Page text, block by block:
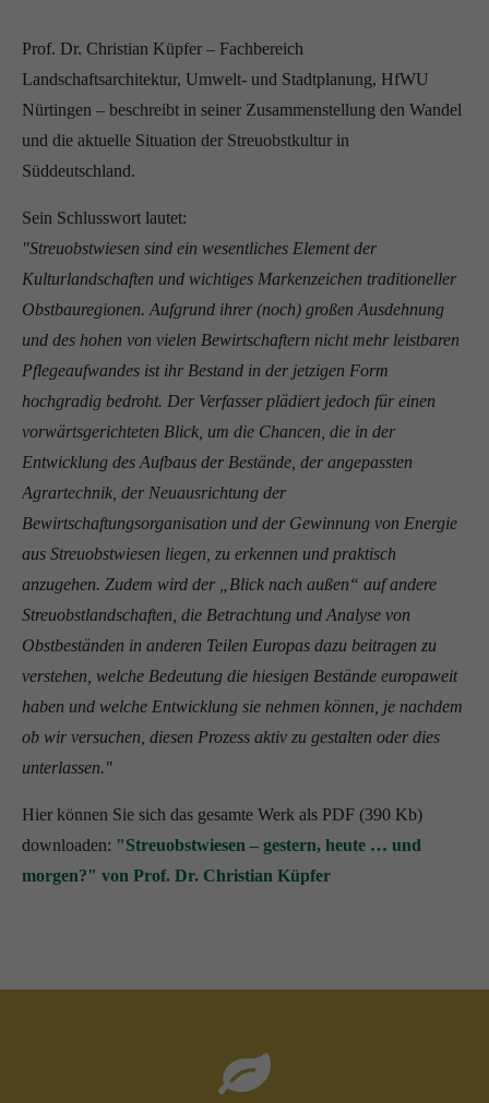
Prof. Dr. Christian Küpfer – Fachbereich
Landschaftsarchitektur, Umwelt- und Stadtplanung, HfWU
Nürtingen – beschreibt in seiner Zusammenstellung den Wandel
und die aktuelle Situation der Streuobstkultur in
Süddeutschland.
Sein Schlusswort lautet:
"Streuobstwiesen sind ein wesentliches Element der
Kulturlandschaften und wichtiges Markenzeichen traditioneller
Obstbauregionen. Aufgrund ihrer (noch) großen Ausdehnung
und des hohen von vielen Bewirtschaftern nicht mehr leistbaren
Pflegeaufwandes ist ihr Bestand in der jetzigen Form
hochgradig bedroht. Der Verfasser plädiert jedoch für einen
vorwärtsgerichteten Blick, um die Chancen, die in der
Entwicklung des Aufbaus der Bestände, der angepassten
Agrartechnik, der Neuausrichtung der
Bewirtschaftungsorganisation und der Gewinnung von Energie
aus Streuobstwiesen liegen, zu erkennen und praktisch
anzugehen. Zudem wird der „Blick nach außen“ auf andere
Streuobstlandschaften, die Betrachtung und Analyse von
Obstbeständen in anderen Teilen Europas dazu beitragen zu
verstehen, welche Bedeutung die hiesigen Bestände europaweit
haben und welche Entwicklung sie nehmen können, je nachdem
ob wir versuchen, diesen Prozess aktiv zu gestalten oder dies
unterlassen."
Hier können Sie sich das gesamte Werk als PDF (390 Kb)
downloaden: "Streuobstwiesen – gestern, heute … und
morgen?" von Prof. Dr. Christian Küpfer